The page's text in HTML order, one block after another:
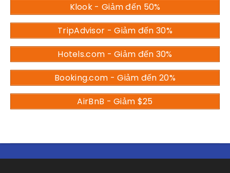
Klook - Giảm đến 50%
TripAdvisor - Giảm đến 30%
Hotels.com - Giảm đến 30%
Booking.com - Giảm đến 20%
AirBnB - Giảm $25